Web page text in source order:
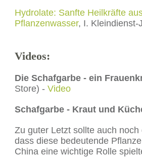
Hydrolate: Sanfte Heilkräfte
Pflanzenwasser, I. Kleindienst-
Videos:
Die Schafgarbe - ein
Store) - Video
Schafgarbe - Kraut und
Zu guter Letzt sollte auch noch
dass diese bedeutende
China eine wichtige Rolle